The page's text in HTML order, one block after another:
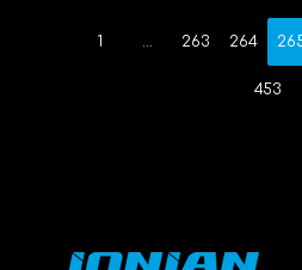
1 263 264
453